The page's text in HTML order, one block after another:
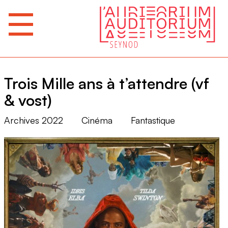
Trois Mille ans à t’attendre (vf
& vost)
Archives 2022 Cinéma Fantastique